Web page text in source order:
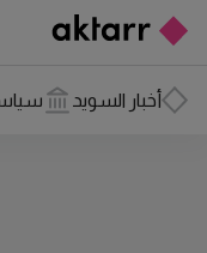
أخبار السويد